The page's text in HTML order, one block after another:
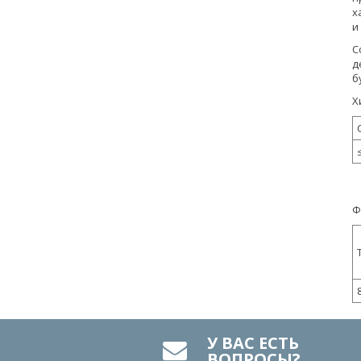
и
У ВАС ЕСТЬ